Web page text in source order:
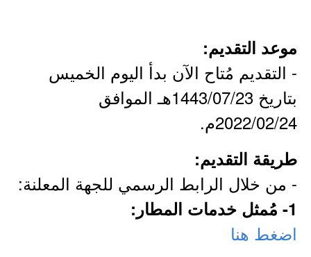
موعد التقديم:
- التقديم مُتاح الآن بدأ اليوم الخميس
بتاريخ 1443/07/23هـ الموافق
2022/02/24م.
طريقة التقديم:
- من خلال الرابط الرسمي للجهة المعلنة:
1- مُمثل خدمات المطار:
اضغط هنا